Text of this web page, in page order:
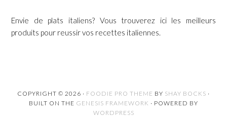
Envie de plats italiens? Vous trouverez ici les meilleurs
produits pour reussir vos recettes italiennes.
COPYRIGHT © 2026 · FOODIE PRO THEME BY SHAY BOCKS ·
BUILT ON THE GENESIS FRAMEWORK · POWERED BY
WORDPRESS